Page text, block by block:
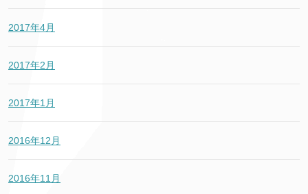
2017年4月
2017年2月
2017年1月
2016年12月
2016年11月